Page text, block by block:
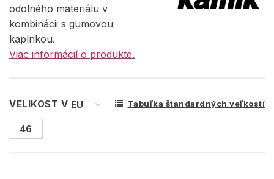
odolného materiálu v
kombinácii s gumovou
kaplnkou.
Viac informácií o produkte.
VELIKOST V Tabuľka štandardných veľkostí
46